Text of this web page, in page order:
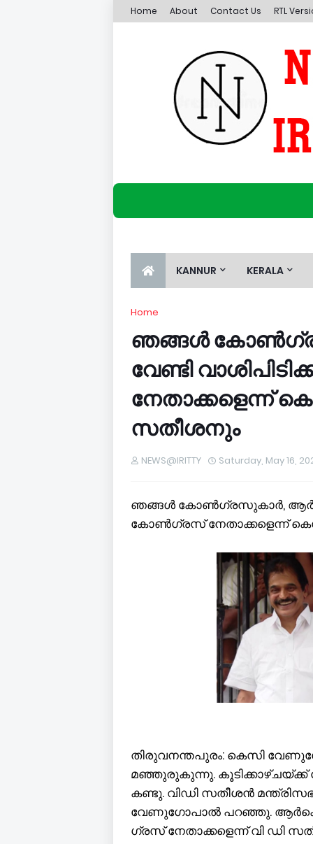
Home About Contact Us RTL
KANNUR KERALA
Home
ഞങ്ങൾ
വേണ്ടി
നേതാക്കളെന്ന്
സതീശനും
NEWS@IRITTY Saturday, May 16,
ഞങ്ങൾ കോൺ​ഗ്രസുകാർ,
കോൺ​ഗ്രസ് നേതാക്കളെന്ന്
തിരുവനന്തപുരം: കെസി
മഞ്ഞുരുകുന്നു. കൂടിക്കാഴ്ചയ്ക്ക്
കണ്ടു. വിഡി സതീശൻ
വേണു​ഗോപാൽ പറഞ്ഞു.
ഗ്രസ് നേതാക്കളെന്ന് വി ഡി